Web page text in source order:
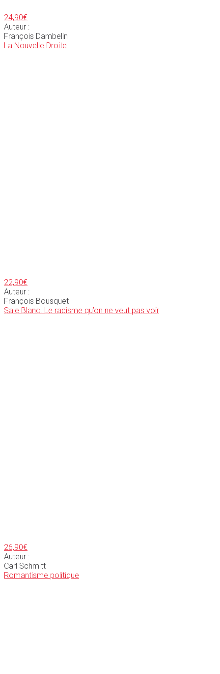
24,90€
Auteur :
François Dambelin
La Nouvelle Droite
22,90€
Auteur :
François Bousquet
Sale Blanc. Le racisme qu’on ne veut pas voir
26,90€
Auteur :
Carl Schmitt
Romantisme politique